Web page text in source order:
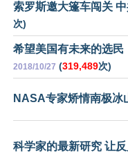
索罗斯邀大篷车闯关
次)
希望美国有未来的选
2018/10/27 (319,489次)
NASA专家矫情南极冰
科学家的最新研究 让